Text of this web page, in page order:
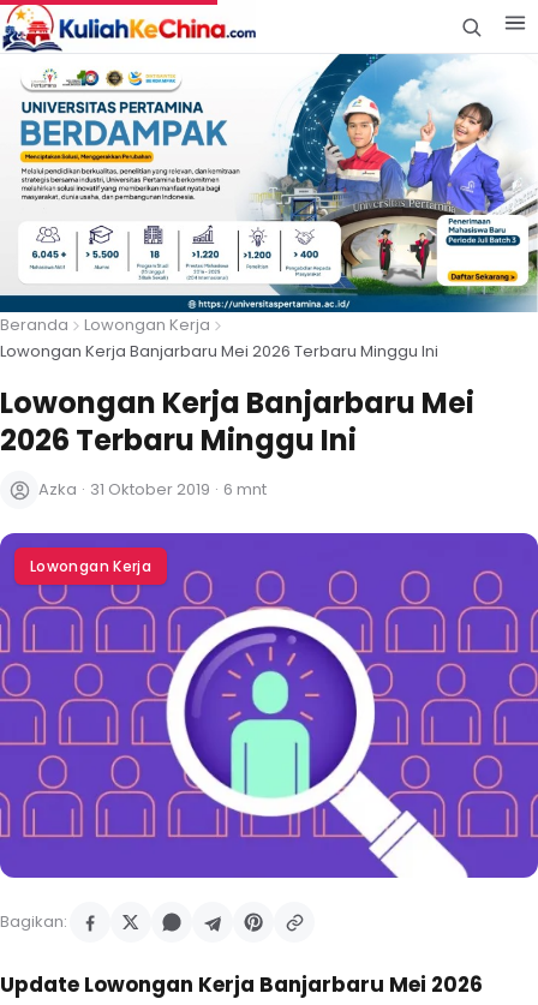
Beranda
Lowongan Kerja
Lowongan Kerja Banjarbaru Mei 2026 Terbaru Minggu Ini
Lowongan Kerja Banjarbaru Mei
2026 Terbaru Minggu Ini
Azka · 31 Oktober 2019 · 6 mnt
Lowongan Kerja
Bagikan:
Update Lowongan Kerja Banjarbaru Mei 2026